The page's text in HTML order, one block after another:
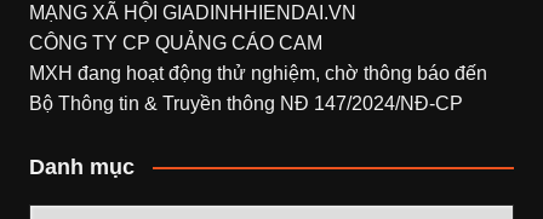
MẠNG XÃ HỘI GIADINHHIENDAI.VN
CÔNG TY CP QUẢNG CÁO CAM
MXH đang hoạt động thử nghiệm, chờ thông báo đến
Bộ Thông tin & Truyền thông NĐ 147/2024/NĐ-CP
Danh mục